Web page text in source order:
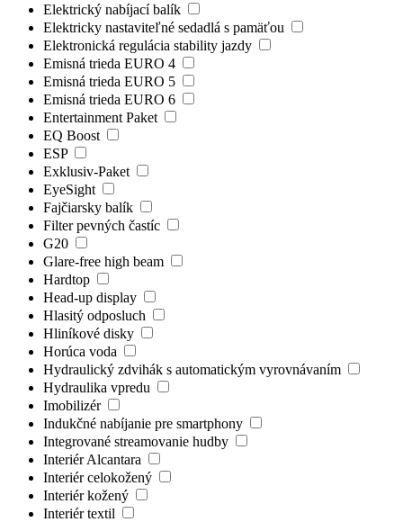
Elektrický nabíjací balík
Elektricky nastaviteľné sedadlá s pamäťou
Elektronická regulácia stability jazdy
Emisná trieda EURO 4
Emisná trieda EURO 5
Emisná trieda EURO 6
Entertainment Paket
EQ Boost
ESP
Exklusiv-Paket
EyeSight
Fajčiarsky balík
Filter pevných častíc
G20
Glare-free high beam
Hardtop
Head-up display
Hlasitý odposluch
Hliníkové disky
Horúca voda
Hydraulický zdvihák s automatickým vyrovnávaním
Hydraulika vpredu
Imobilizér
Indukčné nabíjanie pre smartphony
Integrované streamovanie hudby
Interiér Alcantara
Interiér celokožený
Interiér kožený
Interiér textil